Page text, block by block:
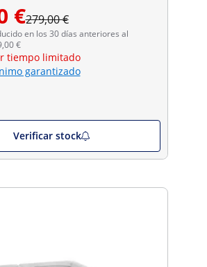
€279,00 €
en los 30 días anteriores al
€
tiempo limitado
garantizado
Verificar stock